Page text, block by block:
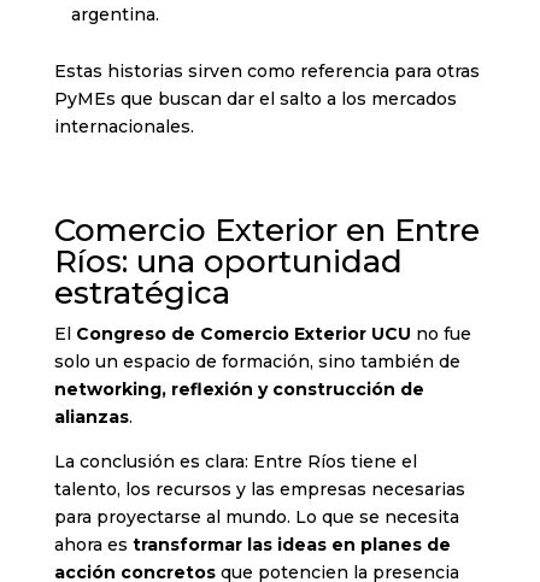
argentina.
Estas historias sirven como referencia para otras
PyMEs que buscan dar el salto a los mercados
internacionales.
Comercio Exterior en Entre
Ríos: una oportunidad
estratégica
El Congreso de Comercio Exterior UCU no fue
solo un espacio de formación, sino también de
networking, reflexión y construcción de
alianzas.
La conclusión es clara: Entre Ríos tiene el
talento, los recursos y las empresas necesarias
para proyectarse al mundo. Lo que se necesita
ahora es transformar las ideas en planes de
acción concretosque potencien la presencia